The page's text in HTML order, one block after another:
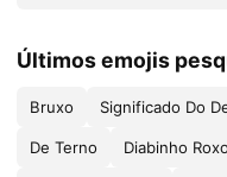
Últimos emojis
Bruxo Significado Do
De Terno Diabinho